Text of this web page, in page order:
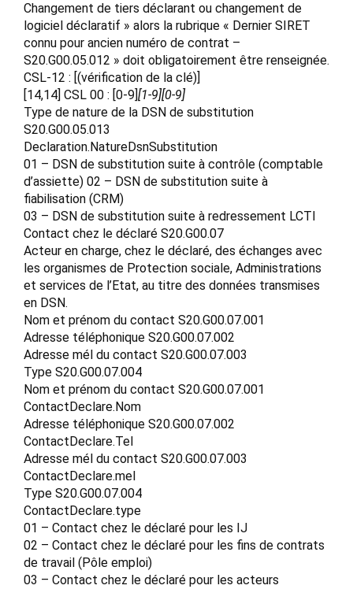
Changement de tiers déclarant ou changement de
logiciel déclaratif » alors la rubrique « Dernier SIRET
connu pour ancien numéro de contrat –
S20.G00.05.012 » doit obligatoirement être renseignée.
CSL-12 : [(vérification de la clé)]
[14,14] CSL 00 : [0-9] [1-9][0-9]
Type de nature de la DSN de substitution
S20.G00.05.013
Declaration.NatureDsnSubstitution
01 – DSN de substitution suite à contrôle (comptable
d’assiette) 02 – DSN de substitution suite à
fiabilisation (CRM)
03 – DSN de substitution suite à redressement LCTI
Contact chez le déclaré S20.G00.07
Acteur en charge, chez le déclaré, des échanges avec
les organismes de Protection sociale, Administrations
et services de l’Etat, au titre des données transmises
en DSN.
Nom et prénom du contact S20.G00.07.001
Adresse téléphonique S20.G00.07.002
Adresse mél du contact S20.G00.07.003
Type S20.G00.07.004
Nom et prénom du contact S20.G00.07.001
ContactDeclare.Nom
Adresse téléphonique S20.G00.07.002
ContactDeclare.Tel
Adresse mél du contact S20.G00.07.003
ContactDeclare.mel
Type S20.G00.07.004
ContactDeclare.type
01 – Contact chez le déclaré pour les IJ
02 – Contact chez le déclaré pour les fins de contrats
de travail (Pôle emploi)
03 – Contact chez le déclaré pour les acteurs